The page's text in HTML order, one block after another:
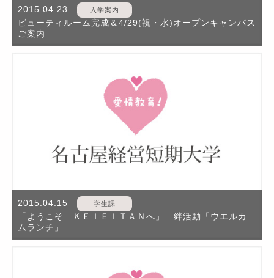
2015.04.23 入学案内
ビューティルーム完成＆4/29(祝・水)オープンキャンパス
ご案内
2015.04.15 学生課
「ようこそ ＫＥＩＥＩＴＡＮへ」 絆活動「ウエルカ
ムランチ」